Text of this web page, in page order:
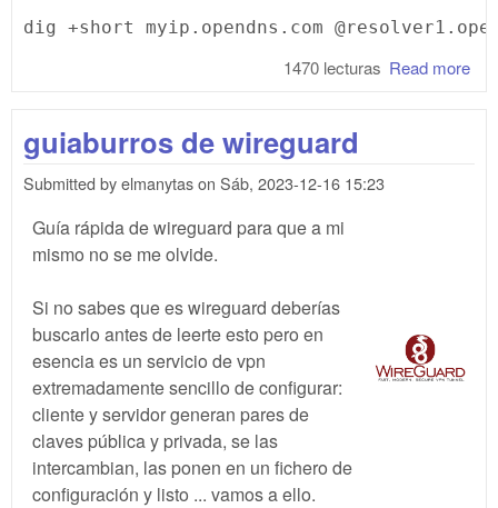
Read more
1470 lecturas
guiaburros de wireguard
Submitted byelmanytason Sáb, 2023-12-16 15:23
Guía rápida de wireguard para que a mi
mismo no se me olvide.
Si no sabes que es wireguard deberías
buscarlo antes de leerte esto pero en
esencia es un servicio de vpn
extremadamente sencillo de configurar:
cliente y servidor generan pares de
claves pública y privada, se las
intercambian, las ponen en un fichero de
configuración y listo ... vamos a ello.